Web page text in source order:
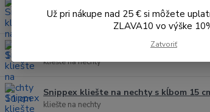
Snippex kliešte na nechty 14 cm
kliešte na nechty
Snippex kliešte na nechty 11 cm
kliešte na nechty
Snippex kliešte na nechty s kĺbom 15
kliešte na nechty
Už pri nákupe nad 25 € si môžete
ZLAVA10 vo výške
Zatvoriť